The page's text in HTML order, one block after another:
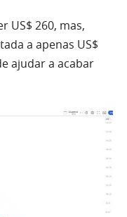
US$ 260, mas,
a apenas US$
ajudar a acabar